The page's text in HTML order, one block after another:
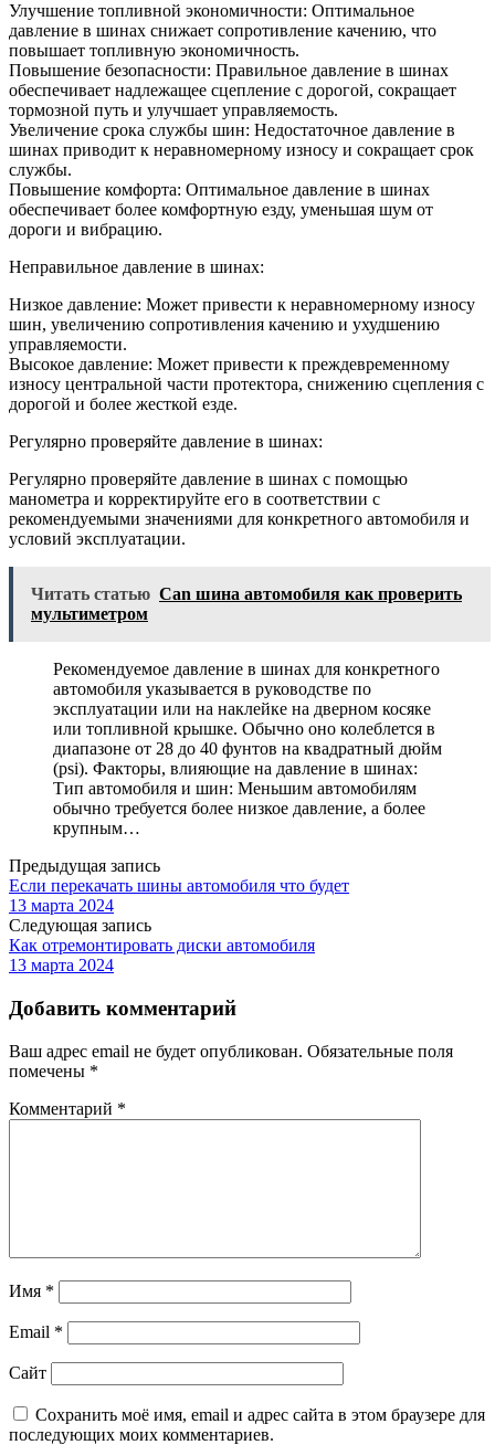
Улучшение топливной экономичности: Оптимальное
давление в шинах снижает сопротивление качению, что
повышает топливную экономичность.
Повышение безопасности: Правильное давление в шинах
обеспечивает надлежащее сцепление с дорогой, сокращает
тормозной путь и улучшает управляемость.
Увеличение срока службы шин: Недостаточное давление в
шинах приводит к неравномерному износу и сокращает срок
службы.
Повышение комфорта: Оптимальное давление в шинах
обеспечивает более комфортную езду, уменьшая шум от
дороги и вибрацию.
Неправильное давление в шинах:
Низкое давление: Может привести к неравномерному износу
шин, увеличению сопротивления качению и ухудшению
управляемости.
Высокое давление: Может привести к преждевременному
износу центральной части протектора, снижению сцепления с
дорогой и более жесткой езде.
Регулярно проверяйте давление в шинах:
Регулярно проверяйте давление в шинах с помощью
манометра и корректируйте его в соответствии с
рекомендуемыми значениями для конкретного автомобиля и
условий эксплуатации.
Читать статью Can шина автомобиля как проверить
мультиметром
Рекомендуемое давление в шинах для конкретного
автомобиля указывается в руководстве по
эксплуатации или на наклейке на дверном косяке
или топливной крышке. Обычно оно колеблется в
диапазоне от 28 до 40 фунтов на квадратный дюйм
(psi). Факторы, влияющие на давление в шинах:
Тип автомобиля и шин: Меньшим автомобилям
обычно требуется более низкое давление, а более
крупным…
Предыдущая запись
Если перекачать шины автомобиля что будет
13 марта 2024
Следующая запись
Как отремонтировать диски автомобиля
13 марта 2024
Добавить комментарий
Ваш адрес email не будет опубликован. Обязательные поля
помечены *
Комментарий *
Имя *
Email *
Сайт
Сохранить моё имя, email и адрес сайта в этом браузере для
последующих моих комментариев.